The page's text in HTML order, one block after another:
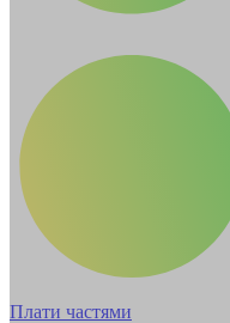
Плати частями